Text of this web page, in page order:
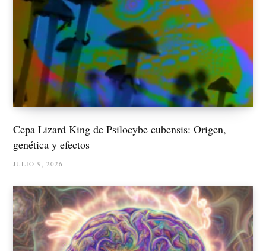
Cepa Lizard King de Psilocybe cubensis: Origen,
genética y efectos
JULIO 9, 2026